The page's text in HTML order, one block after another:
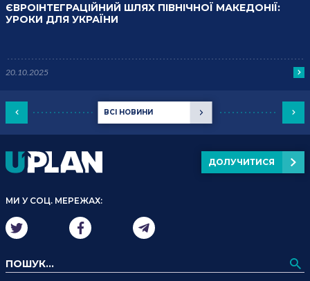
ВСІ НОВИНИ
ЄВРОІНТЕГРАЦІЙНИЙ ШЛЯХ ПІВНІЧНОЇ МАКЕДОНІЇ:
УРОКИ ДЛЯ УКРАЇНИ
20.10.2025
МИ У СОЦ. МЕРЕЖАХ:
ДОЛУЧИТИСЯ